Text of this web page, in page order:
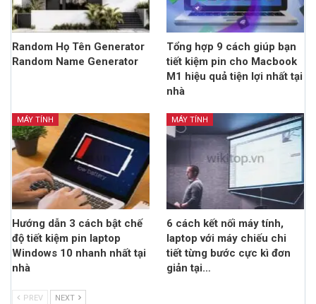
Random Họ Tên Generator
Random Name Generator
Tổng hợp 9 cách giúp bạn
tiết kiệm pin cho Macbook
M1 hiệu quả tiện lợi nhất tại
nhà
MÁY TÍNH
Hướng dẫn 3 cách bật chế
độ tiết kiệm pin laptop
Windows 10 nhanh nhất tại
nhà
MÁY TÍNH
6 cách kết nối máy tính,
laptop với máy chiếu chi
tiết từng bước cực kì đơn
giản tại…
PREV NEXT